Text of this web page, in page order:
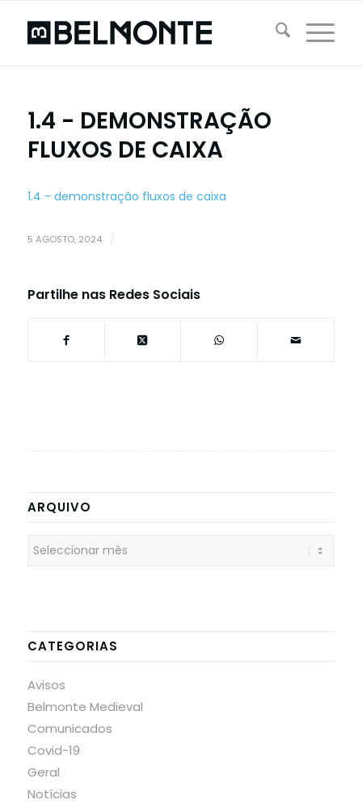
1.4 - DEMONSTRAÇÃO
FLUXOS DE CAIXA
1.4 - demonstração fluxos de caixa
5 AGOSTO, 2024 /
Partilhe nas Redes Sociais
ARQUIVO
CATEGORIAS
Avisos
Belmonte Medieval
Comunicados
Covid-19
Geral
Notícias